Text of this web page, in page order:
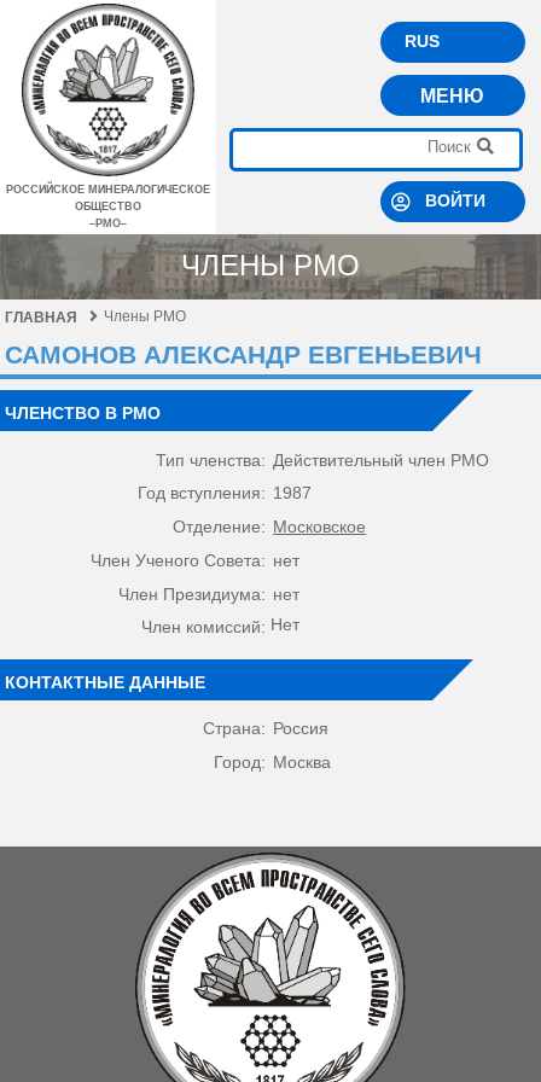
РОССИЙСКОЕ МИНЕРАЛОГИЧЕСКОЕ
ОБЩЕСТВО
–РМО–
RUS
МЕНЮ
ВОЙТИ
ЧЛЕНЫ РМО
ГЛАВНАЯ Члены РМО
САМОНОВ АЛЕКСАНДР ЕВГЕНЬЕВИЧ
ЧЛЕНСТВО В РМО
Тип членства: Действительный член РМО
Год вступления: 1987
Отделение: Московское
Член Ученого Совета: нет
Член Президиума: нет
Член комиссий: Нет
КОНТАКТНЫЕ ДАННЫЕ
Страна: Россия
Город: Москва